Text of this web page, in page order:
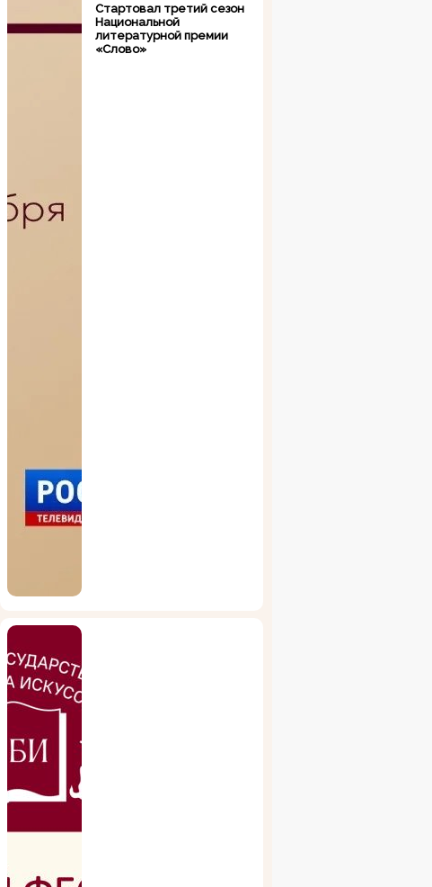
Стартовал третий сезон
Национальной
литературной премии
«Слово»